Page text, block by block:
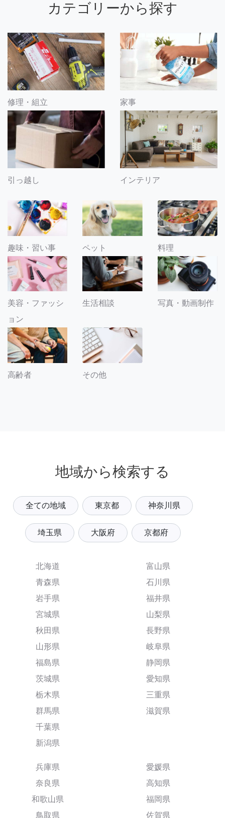
カテゴリーから探す
修理・組立 家事
引っ越し インテリア
趣味・習い事 ペット 料理
美容・ファッシ
ョン
生活相談 写真・動画制作
高齢者 その他
地域から検索する
全ての地域 東京都 神奈川県
埼玉県 大阪府 京都府
北海道
青森県
岩手県
宮城県
秋田県
山形県
福島県
茨城県
栃木県
群馬県
千葉県
新潟県
富山県
石川県
福井県
山梨県
長野県
岐阜県
静岡県
愛知県
三重県
滋賀県
兵庫県
奈良県
和歌山県
鳥取県
愛媛県
高知県
福岡県
佐賀県